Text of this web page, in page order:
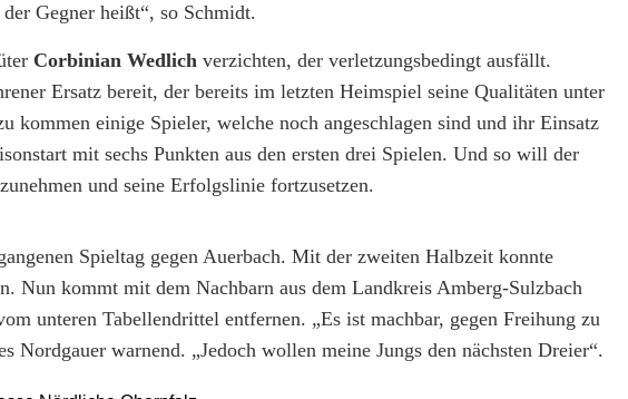
Gegner heißt“, so Schmidt.
Corbinian Wedlich verzichten, der verletzungsbedingt ausfällt.
Ersatz bereit, der bereits im letzten Heimspiel seine Qualitäten unter
kommen einige Spieler, welche noch angeschlagen sind und ihr Einsatz
mit sechs Punkten aus den ersten drei Spielen. Und so will der
und seine Erfolgslinie fortzusetzen.
Spieltag gegen Auerbach. Mit der zweiten Halbzeit konnte
Nun kommt mit dem Nachbarn aus dem Landkreis Amberg-Sulzbach
unteren Tabellendrittel entfernen. „Es ist machbar, gegen Freihung zu
Nordgauer warnend. „Jedoch wollen meine Jungs den nächsten Dreier“.